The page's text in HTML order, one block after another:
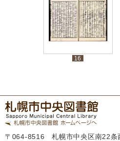
16
〒064-8516 札幌市中央区南22